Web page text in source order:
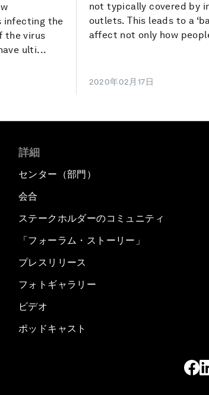
infecting the
the virus
ulti...
not typically covered by
outlets. This leads to a
affect not only how
2020年02月17日
詳細
センター（部門）
会合
ステークホルダーのコミュニティ
「フォーラム・ストーリー」
プレスリリース
フォトギャラリー
ビデオ
ポッドキャスト